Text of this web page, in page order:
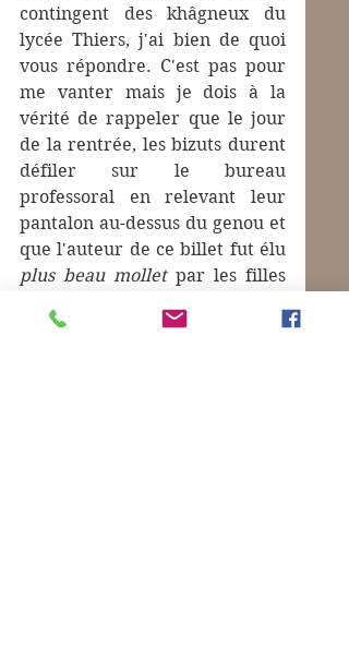
contingent des khâgneux du
lycée Thiers, j'ai bien de quoi
vous répondre. C'est pas pour
me vanter mais je dois à la
vérité de rappeler que le jour
de la rentrée, les bizuts durent
défiler sur le bureau
professoral en relevant leur
pantalon au-dessus du genou et
plus beau mollet par les filles
hérétiques et dissidents !